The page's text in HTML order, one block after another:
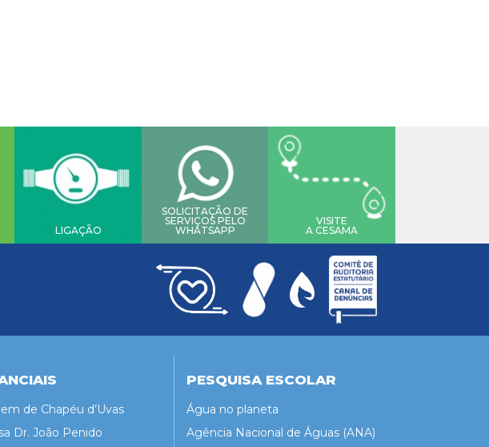
LIGAÇÃO
SOLICITAÇÃO DE
SERVIÇOS PELO
WHATSAPP
VISITE
A CESAMA
de Chapéu d’Uvas
Dr. João Penido
PESQUISA ESCOLAR
Água no planeta
Agência Nacional de Águas (ANA)